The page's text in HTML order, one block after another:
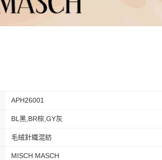
APH26001
BL黑,BR棕,GY灰
毛絨針織混紡
MISCH MASCH